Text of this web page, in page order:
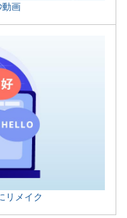
動画
リメイク